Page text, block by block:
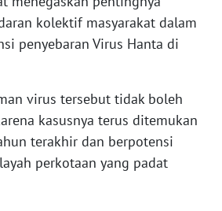
kolektif masyarakat dalam
penyebaran Virus Hanta di
virus tersebut tidak boleh
kasusnya terus ditemukan
terakhir dan berpotensi
perkotaan yang padat